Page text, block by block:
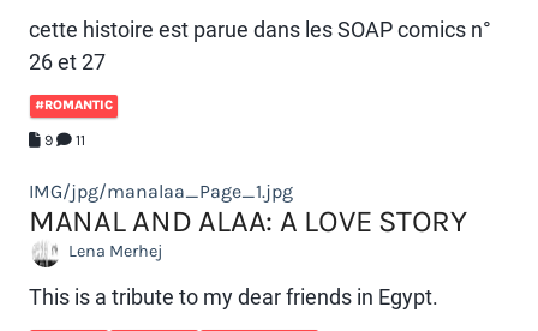
cette histoire est parue dans les SOAP comics n°
26 et 27
#ROMANTIC
9 11
IMG/jpg/manalaa_Page_1.jpg
MANAL AND ALAA: A LOVE STORY
Lena Merhej
This is a tribute to my dear friends in Egypt.